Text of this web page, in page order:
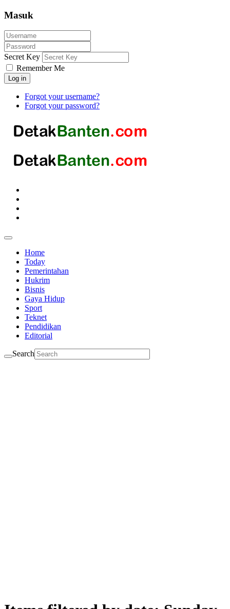
Masuk
Secret Key
Remember Me
Log in
Forgot your username?
Forgot your password?
Home
Today
Pemerintahan
Hukrim
Bisnis
Gaya Hidup
Sport
Teknet
Pendidikan
Editorial
Search